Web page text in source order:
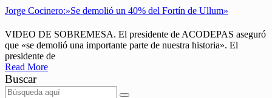
Jorge Cocinero:»Se demolió un 40% del Fortín de Ullum»
VIDEO DE SOBREMESA. El presidente de ACODEPAS aseguró
que «se demolió una importante parte de nuestra historia». El
presidente de
Read More
Buscar